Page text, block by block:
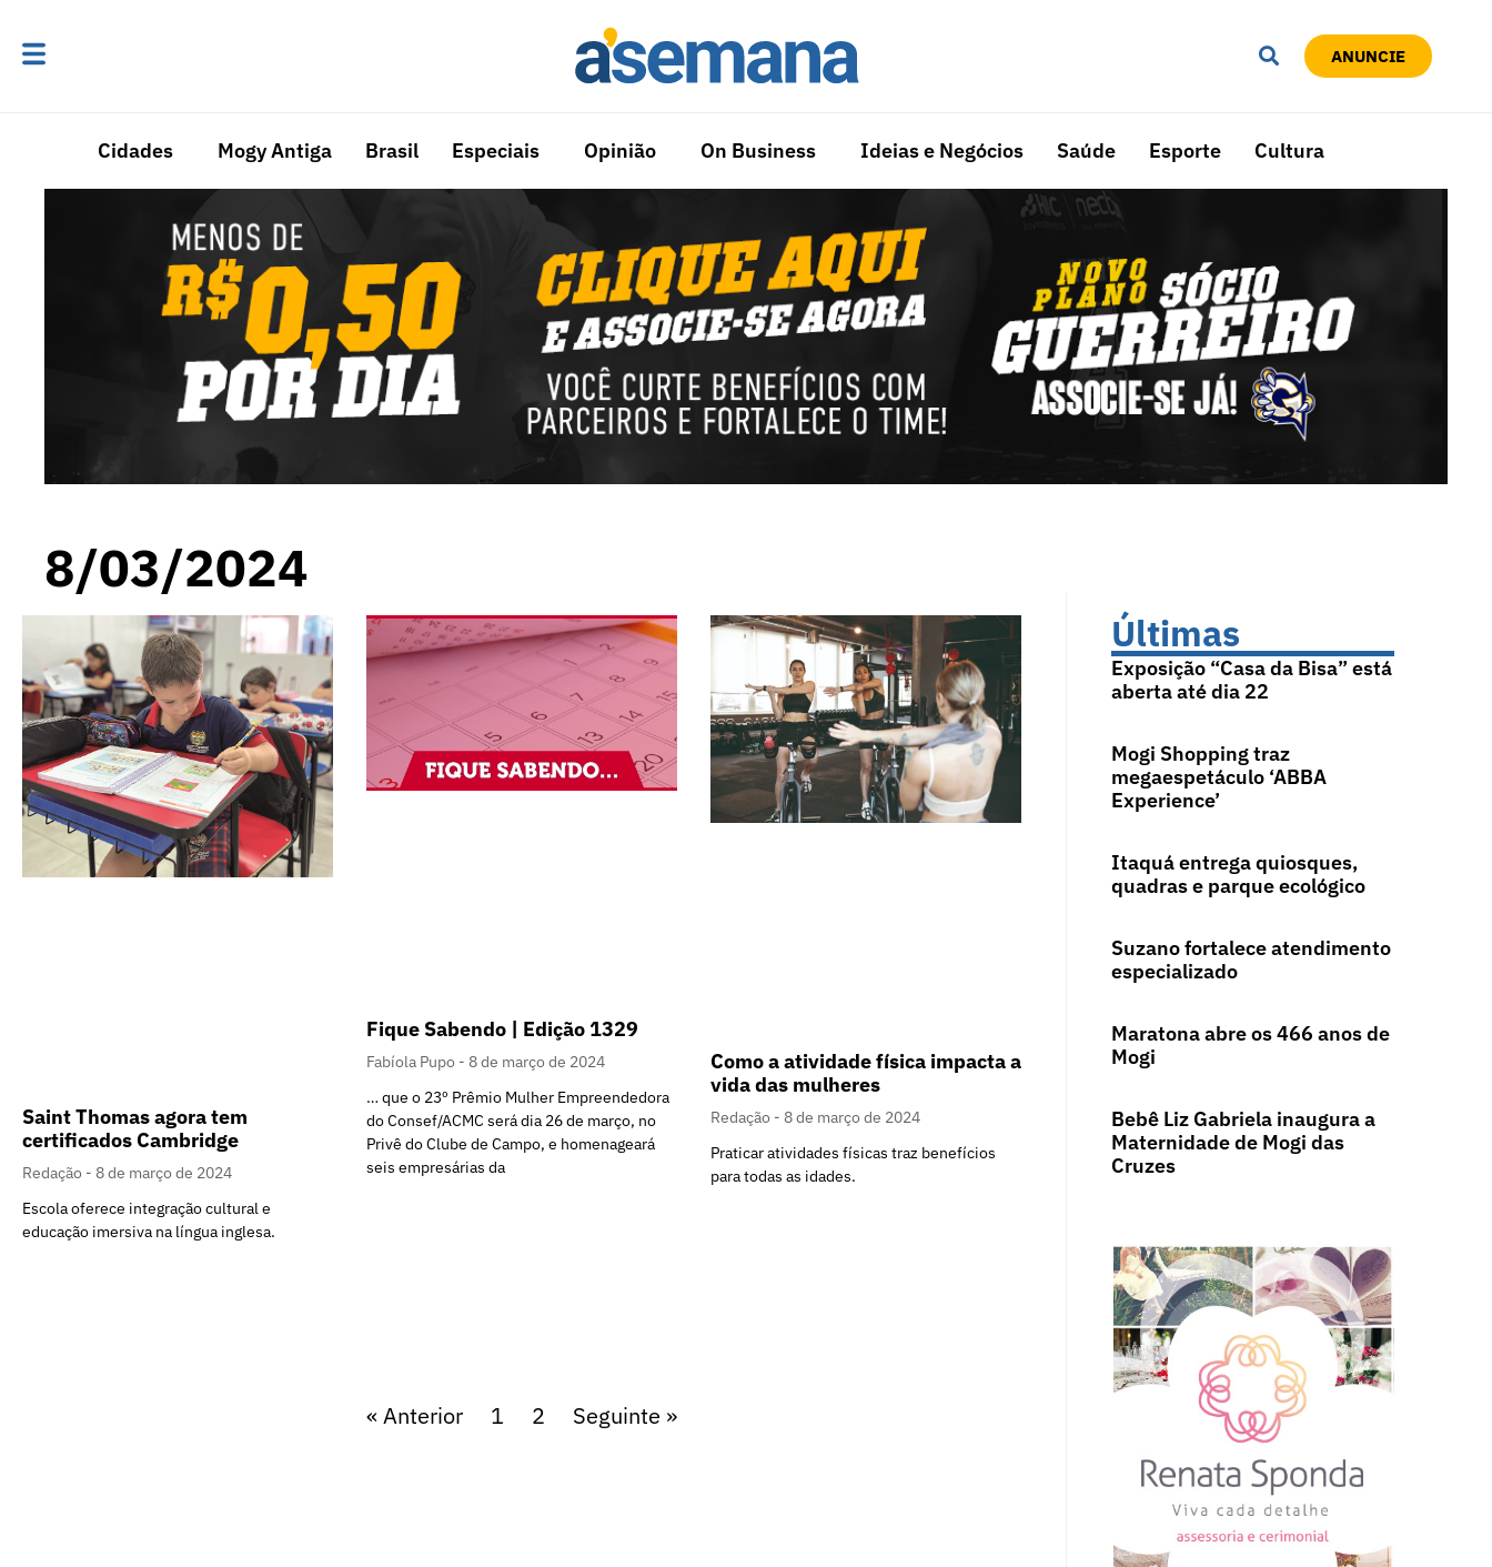
ANUNCIE
Cidades Mogy Antiga Brasil Especiais Opinião On Business Ideias e Negócios Saúde Esporte Cultura
8/03/2024
Saint Thomas agora tem
certificados Cambridge
Redação
8 de março de 2024
Escola oferece integração cultural e
educação imersiva na língua inglesa.
Fique Sabendo | Edição 1329
Fabíola Pupo
8 de março de 2024
… que o 23º Prêmio Mulher Empreendedora
do Consef/ACMC será dia 26 de março, no
Privê do Clube de Campo, e homenageará
seis empresárias da
Como a atividade física impacta a
vida das mulheres
Redação
8 de março de 2024
Praticar atividades físicas traz benefícios
para todas as idades.
« Anterior 1 2 Seguinte »
Últimas
Exposição “Casa da Bisa” está
aberta até dia 22
Mogi Shopping traz
megaespetáculo ‘ABBA
Experience’
Itaquá entrega quiosques,
quadras e parque ecológico
Suzano fortalece atendimento
especializado
Maratona abre os 466 anos de
Mogi
Bebê Liz Gabriela inaugura a
Maternidade de Mogi das
Cruzes